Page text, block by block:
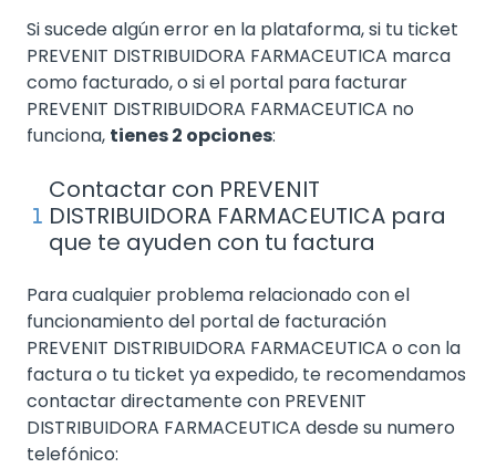
Si sucede algún error en la plataforma, si tu ticket
PREVENIT DISTRIBUIDORA FARMACEUTICA marca
como facturado, o si el portal para facturar
PREVENIT DISTRIBUIDORA FARMACEUTICA no
funciona, tienes 2 opciones:
Contactar con PREVENIT
DISTRIBUIDORA FARMACEUTICA para
que te ayuden con tu factura
Para cualquier problema relacionado con el
funcionamiento del portal de facturación
PREVENIT DISTRIBUIDORA FARMACEUTICA o con la
factura o tu ticket ya expedido, te recomendamos
contactar directamente con PREVENIT
DISTRIBUIDORA FARMACEUTICA desde su numero
telefónico: